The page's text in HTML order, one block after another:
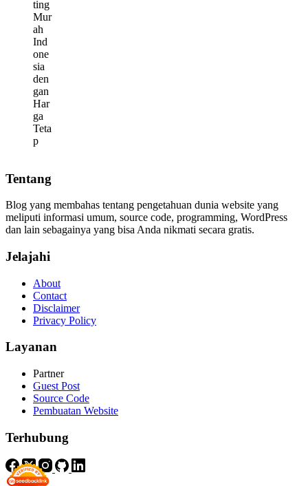
Tentang
Blog yang membahas tentang pengetahuan dunia website yang
meliputi informasi umum, source code, programming, WordPress
dan lain sebagainya yang bisa Anda nikmati secara gratis.
Jelajahi
About
Contact
Disclaimer
Privacy Policy
Layanan
Partner
Guest Post
Source Code
Pembuatan Website
Terhubung